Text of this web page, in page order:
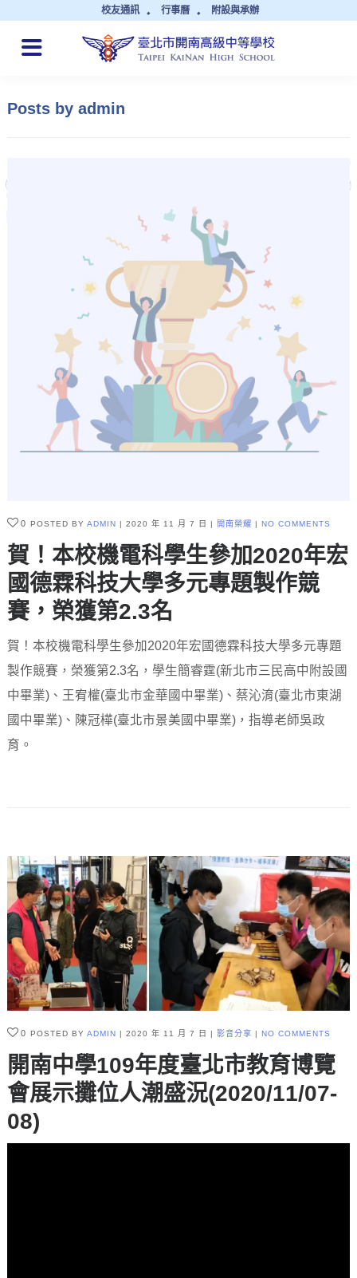
校友通訊 行事曆 附設與承辦
QUICK LINKS
Posts by admin
0 POSTED BY ADMIN 2020 年 11 月 7 日 開南榮耀 NO COMMENTS
賀！本校機電科學生參加2020年宏
國德霖科技大學多元專題製作競
賽，榮獲第2.3名
賀！本校機電科學生參加2020年宏國德霖科技大學多元專題
製作競賽，榮獲第2.3名，學生簡睿霆(新北市三民高中附設國
中畢業)、王宥權(臺北市金華國中畢業)、蔡沁淯(臺北市東湖
國中畢業)、陳冠樺(臺北市景美國中畢業)，指導老師吳政
育。
0 POSTED BY ADMIN 2020 年 11 月 7 日 影音分享 NO COMMENTS
開南中學109年度臺北市教育博覽
會展示攤位人潮盛況(2020/11/07-
08)